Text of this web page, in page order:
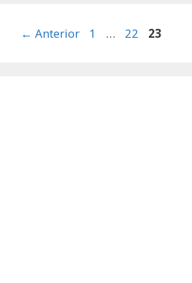
← Anterior Página
1 … Página
22 Página
23